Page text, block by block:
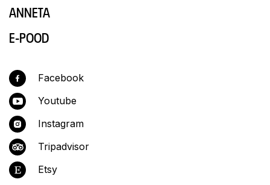
ANNETA
E-POOD
Facebook
Youtube
Instagram
Tripadvisor
Etsy